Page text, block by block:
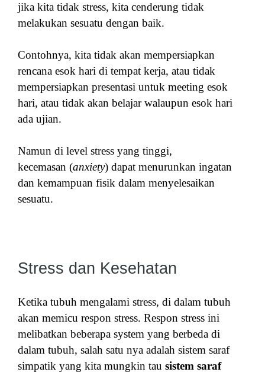
jika kita tidak stress, kita cenderung tidak
melakukan sesuatu dengan baik.
Contohnya, kita tidak akan mempersiapkan
rencana esok hari di tempat kerja, atau tidak
mempersiapkan presentasi untuk meeting esok
hari, atau tidak akan belajar walaupun esok hari
ada ujian.
Namun di level stress yang tinggi,
kecemasan (anxiety) dapat menurunkan ingatan
dan kemampuan fisik dalam menyelesaikan
sesuatu.
Stress dan Kesehatan
Ketika tubuh mengalami stress, di dalam tubuh
akan memicu respon stress. Respon stress ini
melibatkan beberapa system yang berbeda di
dalam tubuh, salah satu nya adalah sistem saraf
simpatik yang kita mungkin tau sistem saraf